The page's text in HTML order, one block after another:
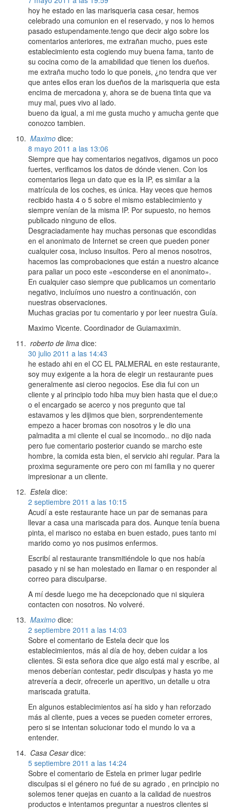
hoy he estado en las marisqueria casa cesar, hemos
celebrado una comunion en el reservado, y nos lo hemos
pasado estupendamente.tengo que decir algo sobre los
comentarios anteriores, me extrañan mucho, pues este
establecimiento esta cogiendo muy buena fama, tanto de
su cocina como de la amabilidad que tienen los dueños.
me extraña mucho todo lo que poneis, ¿no tendra que ver
que antes ellos eran los dueños de la marisqueria que esta
encima de mercadona y, ahora se de buena tinta que va
muy mal, pues vivo al lado.
bueno da igual, a mi me gusta mucho y amucha gente que
conozco tambien.
Maximo dice:
8 mayo 2011 a las 13:06
Siempre que hay comentarios negativos, digamos un poco
fuertes, verificamos los datos de dónde vienen. Con los
comentarios llega un dato que es la IP, es similar a la
matrícula de los coches, es única. Hay veces que hemos
recibido hasta 4 o 5 sobre el mismo establecimiento y
siempre venían de la misma IP. Por supuesto, no hemos
publicado ninguno de ellos.
Desgraciadamente hay muchas personas que escondidas
en el anonimato de Internet se creen que pueden poner
cualquier cosa, incluso insultos. Pero al menos nosotros,
hacemos las comprobaciones que están a nuestro alcance
para paliar un poco este «esconderse en el anonimato».
En cualquier caso siempre que publicamos un comentario
negativo, incluímos uno nuestro a continuación, con
nuestras observaciones.
Muchas gracias por tu comentario y por leer nuestra Guía.
Maximo Vicente. Coordinador de Guiamaximin.
roberto de lima dice:
30 julio 2011 a las 14:43
he estado ahi en el CC EL PALMERAL en este restaurante,
soy muy exigente a la hora de elegir un restaurante pues
generalmente asi cieroo negocios. Ese dia fui con un
cliente y al principio todo hiba muy bien hasta que el due;o
o el encargado se acerco y nos pregunto que tal
estavamos y les dijimos que bien, sorprendentemente
empezo a hacer bromas con nosotros y le dio una
palmadita a mi cliente el cual se incomodo.. no dijo nada
pero fue comentario posterior cuando se marcho este
hombre, la comida esta bien, el servicio ahi regular. Para la
proxima seguramente ore pero con mi familia y no querer
impresionar a un cliente.
Estela dice:
2 septiembre 2011 a las 10:15
Acudí a este restaurante hace un par de semanas para
llevar a casa una mariscada para dos. Aunque tenía buena
pinta, el marisco no estaba en buen estado, pues tanto mi
marido como yo nos pusimos enfermos.
Escribí al restaurante transmitiéndole lo que nos había
pasado y ni se han molestado en llamar o en responder al
correo para disculparse.
A mí desde luego me ha decepcionado que ni siquiera
contacten con nosotros. No volveré.
Maximo dice:
2 septiembre 2011 a las 14:03
Sobre el comentario de Estela decir que los
establecimientos, más al día de hoy, deben cuidar a los
clientes. Si esta señora dice que algo está mal y escribe, al
menos deberían contestar, pedir disculpas y hasta yo me
atrevería a decir, ofrecerle un aperitivo, un detalle u otra
mariscada gratuita.
En algunos establecimientos así ha sido y han reforzado
más al cliente, pues a veces se pueden cometer errores,
pero si se intentan solucionar todo el mundo lo va a
entender.
Casa Cesar dice:
5 septiembre 2011 a las 14:24
Sobre el comentario de Estela en primer lugar pedirle
disculpas si el género no fué de su agrado , en principio no
solemos tener quejas en cuanto a la calidad de nuestros
productos e intentamos preguntar a nuestros clientes si